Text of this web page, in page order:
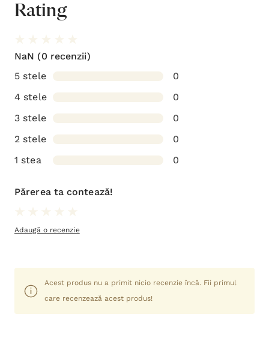
Rating
NaN (0 recenzii)
5 stele
0
4 stele
0
3 stele
0
2 stele
0
1 stea
0
Părerea ta contează!
Adaugă o recenzie
Acest produs nu a primit nicio recenzie încă. Fii primul
care recenzează acest produs!